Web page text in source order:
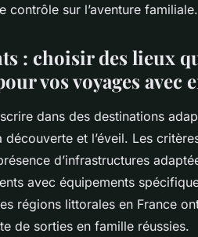
contrôle sur l’aventure familiale.
: choisir des lieux
vos voyages avec
dans des destinations
et l’éveil. Les
d’infrastructures
avec équipements
régions littorales en France
de sorties en famille réussies.